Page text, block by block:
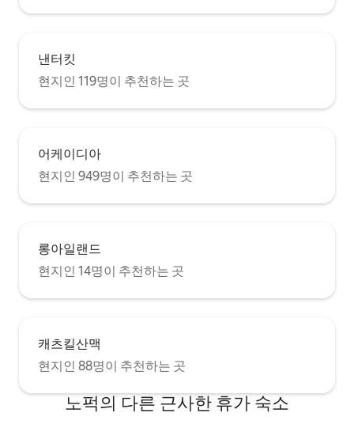
낸터킷
현지인 119명이 추천하는 곳
어케이디아
현지인 949명이 추천하는 곳
롱아일랜드
현지인 14명이 추천하는 곳
캐츠킬산맥
현지인 88명이 추천하는 곳
노퍽의 다른 근사한 휴가 숙소